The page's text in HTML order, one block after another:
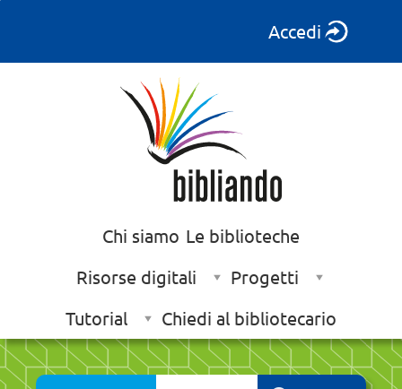
Accedi
Chi siamo Le biblioteche
Risorse digitali
Progetti
Tutorial
Chiedi al bibliotecario
Cerca su "Catalogo"